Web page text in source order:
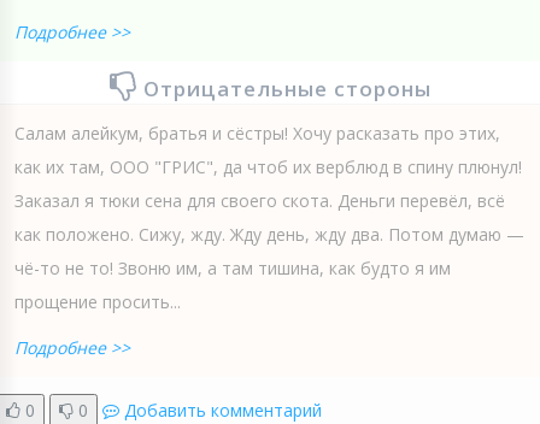
Подробнее >>
Отрицательные стороны
Салам алейкум, братья и сёстры! Хочу расказать про этих,
как их там, ООО "ГРИС", да чтоб их верблюд в спину плюнул!
Заказал я тюки сена для своего скота. Деньги перевёл, всё
как положено. Сижу, жду. Жду день, жду два. Потом думаю —
чё-то не то! Звоню им, а там тишина, как будто я им
прощение просить...
Подробнее >>
0 0 Добавить комментарий